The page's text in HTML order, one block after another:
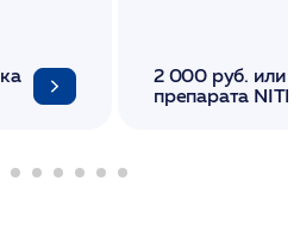
2 000 руб. или
препарата